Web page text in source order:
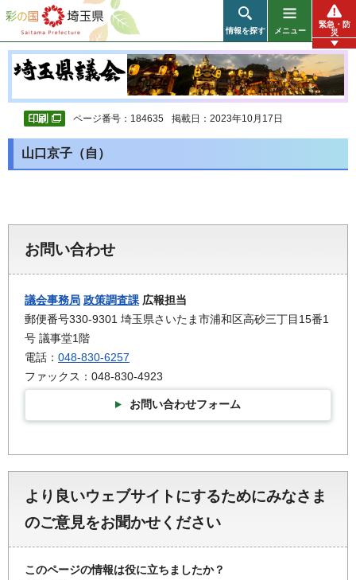
彩の国 埼玉県
情報を探す メニュー
緊急・防
災
ページ番号：184635 掲載日：2023年10月17日
山口京子（自）
お問い合わせ
議会事務局 政策調査課 広報担当
郵便番号330-9301 埼玉県さいたま市浦和区高砂三丁目15番1
号 議事堂1階
電話： 048-830-6257
ファックス：048-830-4923
お問い合わせフォーム
より良いウェブサイトにするためにみなさま
のご意見をお聞かせください
このページの情報は役に立ちましたか？